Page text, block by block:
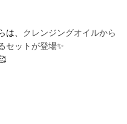
は、 クレンジングオイ ルから
セットが登場✨